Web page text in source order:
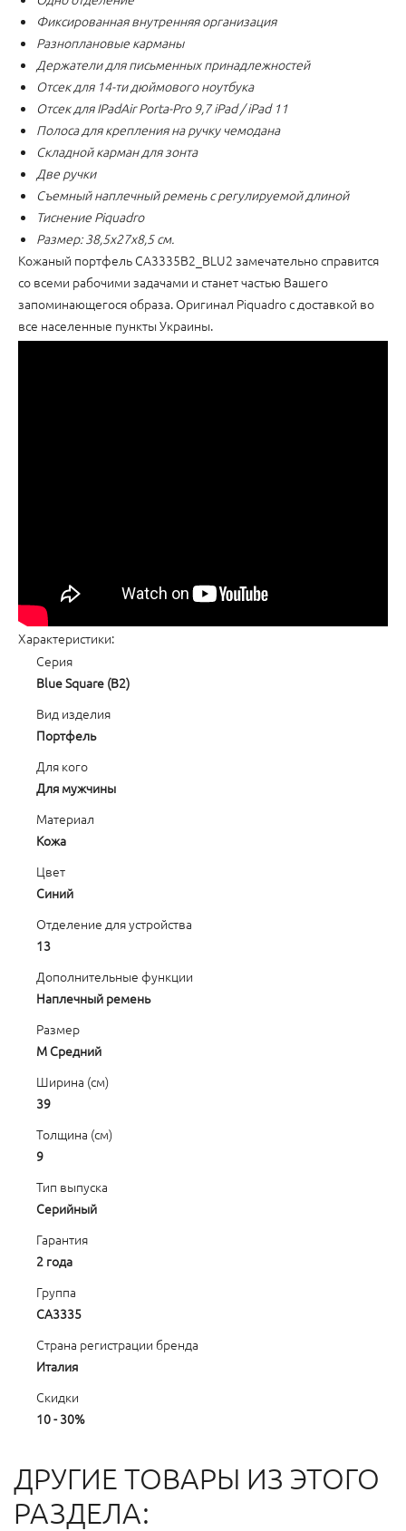
Фиксированная внутренняя организация
Разноплановые карманы
Держатели для письменных принадлежностей
Отсек для 14-ти дюймового ноутбука
Отсек для IPadAir Porta-Pro 9,7 iPad / iPad 11
Полоса для крепления на ручку чемодана
Складной карман для зонта
Две ручки
Съемный наплечный ремень с регулируемой длиной
Тиснение Piquadro
Размер: 38,5x27x8,5 см.
Кожаный портфель CA3335B2_BLU2 замечательно справится
со всеми рабочими задачами и станет частью Вашего
запоминающегося образа. Оригинал Piquadro с доставкой во
все населенные пункты Украины.
Характеристики:
Серия
Blue Square (B2)
Вид изделия
Портфель
Для кого
Для мужчины
Материал
Кожа
Цвет
Синий
Отделение для устройства
13
Дополнительные функции
Наплечный ремень
Размер
M Средний
Ширина (см)
39
Толщина (см)
9
Тип выпуска
Серийный
Гарантия
2 года
Группа
CA3335
Страна регистрации бренда
Италия
Скидки
10 - 30%
ДРУГИЕ ТОВАРЫ ИЗ ЭТОГО
РАЗДЕЛА: